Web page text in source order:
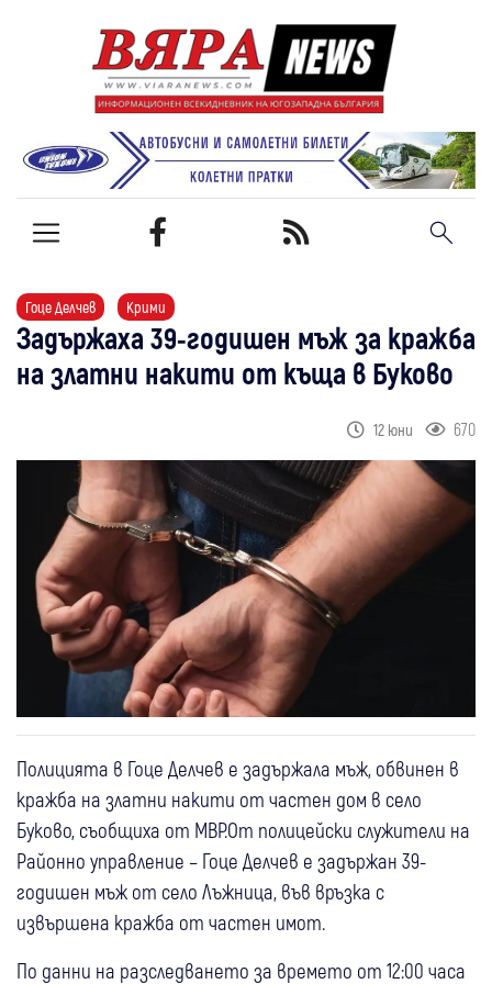
Гоце Делчев Крими
Задържаха 39-годишен мъж за кражба
на златни накити от къща в Буково
12 юни 670
Полицията в Гоце Делчев е задържала мъж, обвинен в
кражба на златни накити от частен дом в село
Буково, съобщиха от МВР.От полицейски служители на
Районно управление – Гоце Делчев е задържан 39-
годишен мъж от село Лъжница, във връзка с
извършена кражба от частен имот.
По данни на разследването за времето от 12:00 часа